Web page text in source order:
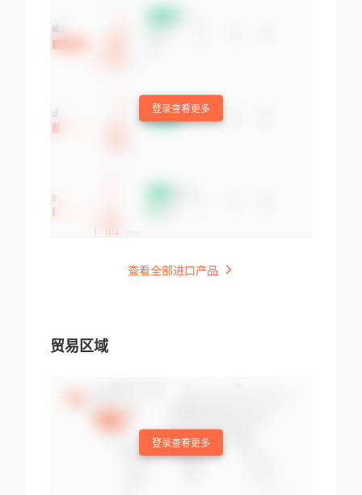
登录查看更多
查看全部进口产品
贸易区域
登录查看更多